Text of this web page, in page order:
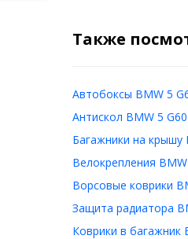
Также
Автобоксы BMW 5
Антискол BMW 5
Багажники на крышу
Велокрепления
Ворсовые коврики
Защита радиатора
Коврики в багажник